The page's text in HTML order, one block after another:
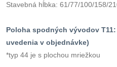
Stavebná hĺbka: 61/77/100/158/
Poloha spodných vývodov
uvedenia v objednávke)
*typ 44 je s plochou mriežkou